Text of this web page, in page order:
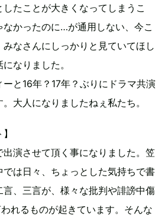
たことが大きくなってしまうこ
なかったのに…が通用しない、今こ
なさんにしっかりと見ていてほし
なりました。
と16年？17年？ぶりにドラマ共演
大人になりましたねぇ私たち。
出演させて頂く事になりました。笠
では日々、ちょっとした気持ちで書
、三言が、様々な批判や誹謗中傷
れるものが起きています。そんな